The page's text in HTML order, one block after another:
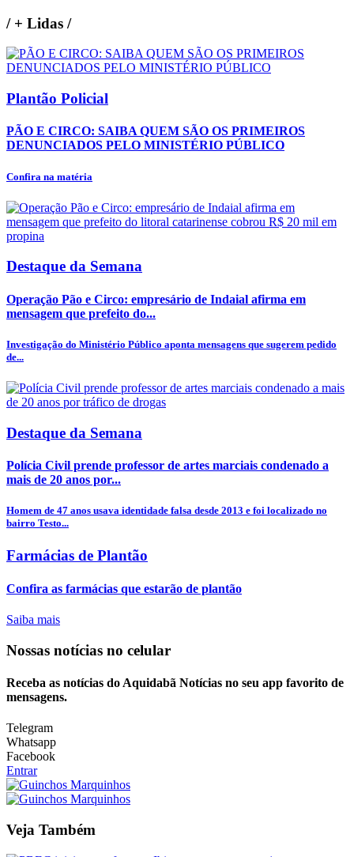
/+ Lidas /
Plantão Policial
PÃO E CIRCO: SAIBA QUEM SÃO OS PRIMEIROS
DENUNCIADOS PELO MINISTÉRIO PÚBLICO
Confira na matéria
Destaque da Semana
Operação Pão e Circo: empresário de Indaial afirma em
mensagem que prefeito do...
Investigação do Ministério Público aponta mensagens que sugerem pedido
de...
Destaque da Semana
Polícia Civil prende professor de artes marciais condenado a
mais de 20 anos por...
Homem de 47 anos usava identidade falsa desde 2013 e foi localizado no
bairro Testo...
Farmácias de Plantão
Confira as farmácias que estarão de plantão
Saiba mais
Nossas notícias no celular
Receba as notícias do Aquidabã Notícias no seu app favorito de
mensagens.
Telegram
Whatsapp
Facebook
Entrar
Veja Também